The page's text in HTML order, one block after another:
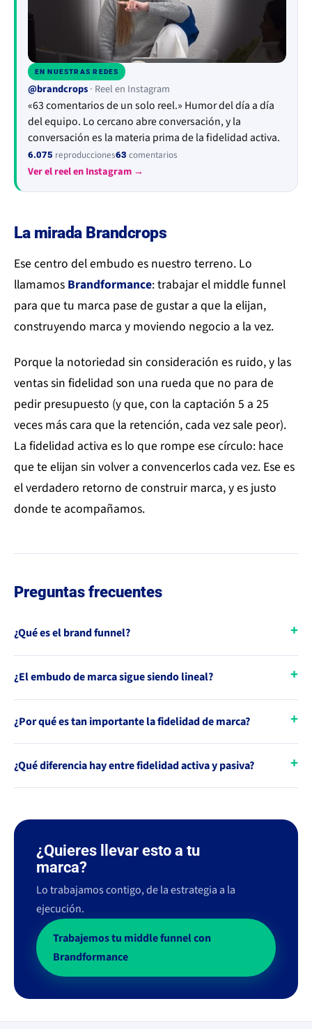
▶
EN NUESTRAS REDES
@brandcrops· Reel en Instagram
«63 comentarios de un solo reel.» Humor del día a día
del equipo. Lo cercano abre conversación, y la
conversación es la materia prima de la fidelidad activa.
6.075 reproducciones63 comentarios
Ver el reel en Instagram →
La mirada Brandcrops
Ese centro del embudo es nuestro terreno. Lo
llamamos Brandformance: trabajar el middle funnel
para que tu marca pase de gustar a que la elijan,
construyendo marca y moviendo negocio a la vez.
Porque la notoriedad sin consideración es ruido, y las
ventas sin fidelidad son una rueda que no para de
pedir presupuesto (y que, con la captación 5 a 25
veces más cara que la retención, cada vez sale peor).
La fidelidad activa es lo que rompe ese círculo: hace
que te elijan sin volver a convencerlos cada vez. Ese es
el verdadero retorno de construir marca, y es justo
donde te acompañamos.
Preguntas frecuentes
¿Qué es el brand funnel?
¿El embudo de marca sigue siendo lineal?
¿Por qué es tan importante la fidelidad de marca?
¿Qué diferencia hay entre fidelidad activa y pasiva?
¿Quieres llevar esto a tu
marca?
Lo trabajamos contigo, de la estrategia a la
ejecución.
Trabajemos tu middle funnel con
Brandformance